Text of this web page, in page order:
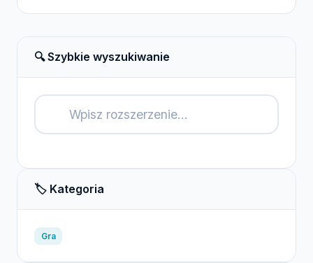
🔍 Szybkie wyszukiwanie
🏷️ Kategoria
Gra